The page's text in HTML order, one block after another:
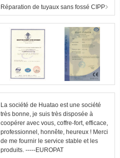
Réparation de tuyaux sans fossé CIPP
La société de Huatao est une société
très bonne, je suis très disposée à
coopérer avec vous, coffre-fort, efficace,
professionnel, honnête, heureux ! Merci
de me fournir le service stable et les
produits. -----EUROPAT